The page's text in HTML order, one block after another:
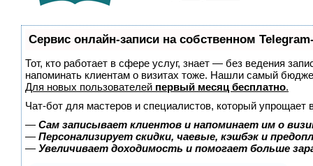
Сервис онлайн-записи на собственном
Тот, кто работает в сфере услуг, знает — без ведения
напоминать клиентам о визитах тоже. Нашли самый
Для новых пользователей первый месяц бесплатно.
Чат-бот для мастеров и специалистов, который упрощает
— Сам записывает клиентов и напоминает им о
— Персонализирует скидки, чаевые, кэшбэк и
— Увеличивает доходимость и помогает больше